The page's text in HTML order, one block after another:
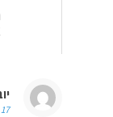
17 ביולי 2019 בשעה 16:33